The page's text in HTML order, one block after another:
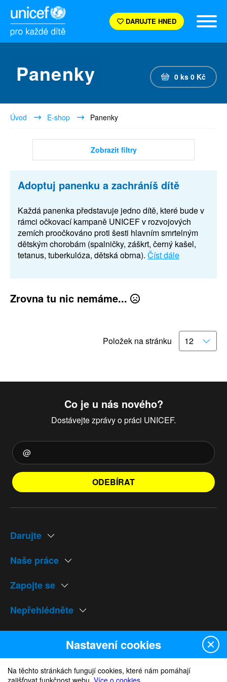
DARUJTE HNED
Panenky 0 ks 0 Kč
Úvod E-shop Panenky
Zobrazit filtry
Adoptuj panenku a zachráníš dítě
Každá panenka představuje jedno dítě, které bude v
rámci očkovací kampaně UNICEF v rozvojových
zemích proočkováno proti šesti hlavním smrtelným
dětským chorobám (spalničky, záškrt, černý kašel,
tetanus, tuberkulóza, dětská obrna). Číst dále
Zrovna tu nic nemáme...
Položek na stránku
Co je u nás nového?
Dostávejte zprávy o práci UNICEF.
ODEBÍRAT
Darujte
Naše práce
Zapojte se
Nepřehlédněte
Naše weby
Nastavení cookies
Na těchto stránkách fungují cookies, které nám pomáhají
zajišťovat funkčnost webu. Více o cookies